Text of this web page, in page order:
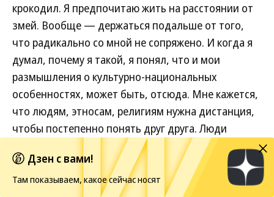
крокодил. Я предпочитаю жить на расстоянии от
змей. Вообще — держаться подальше от того,
что радикально со мной не сопряжено. И когда я
думал, почему я такой, я понял, что и мои
размышления о культурно-национальных
особенностях, может быть, отсюда. Мне кажется,
что людям, этносам, религиям нужна дистанция,
чтобы постепенно понять друг друга. Люди
разных национальных культур должны жить на
некоторой дистанции.
Вы много говорите и про традицию, и про
Дзен с вами!
Там показываем, какое сейчас носят